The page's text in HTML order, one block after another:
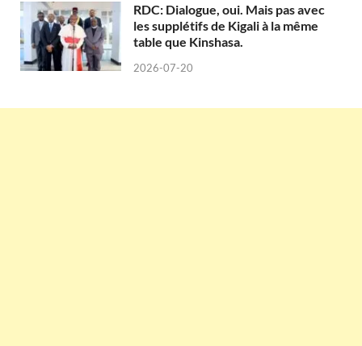
RDC: Dialogue, oui. Mais pas avec
les supplétifs de Kigali à la même
table que Kinshasa.
2026-07-20